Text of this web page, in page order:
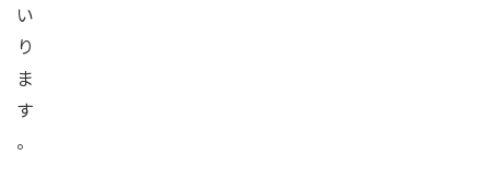
い
り
ま
す
。